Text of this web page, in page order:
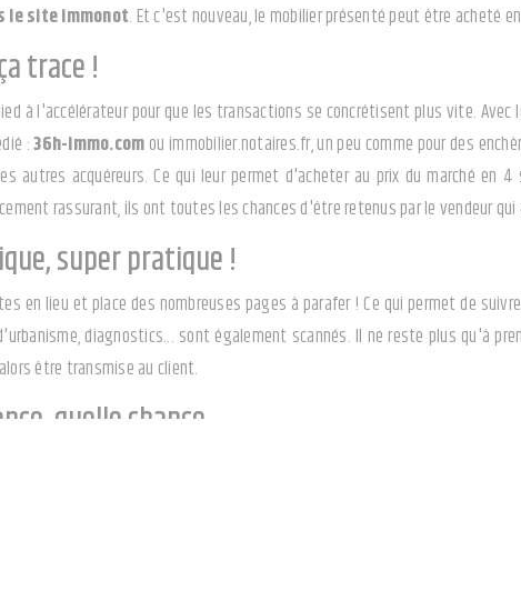
le site immonot. Et c'est nouveau, le mobilier présenté peut être acheté
trace !
à l'accélérateur pour que les transactions se concrétisent plus vite.
:36h-immo.comou immobilier.notaires.fr, un peu comme pour des
autres acquéreurs. Ce qui leur permet d'acheter au prix du marché en
rassurant, ils ont toutes les chances d'être retenus par le vendeur qui
super pratique !
en lieu et place des nombreuses pages à parafer ! Ce qui permet de
diagnostics... sont également scannés. Il ne reste plus qu'à
être transmise au client.
quelle chance